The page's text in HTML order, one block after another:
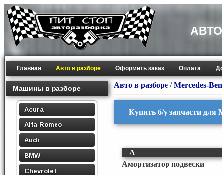
Главная Авто в разборе Оформить заказ Оплата
Машины в разборе
Acura
Alfa Romeo
Audi
BMW
Chevrolet
Авто в разборе /Mercedes-
Купить б/у запчасти для
А
Амортизатор подвески